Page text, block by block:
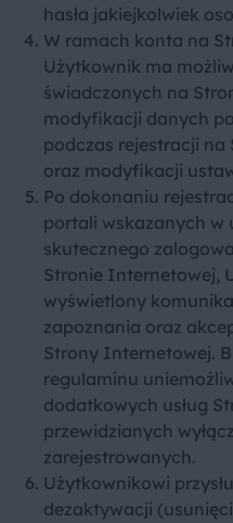
hasła jakiejkolwiek
W ramach konta na
Użytkownik ma
świadczonych na
modyfikacji danych
podczas rejestracji
oraz modyfikacji
Po dokonaniu
portali wskazanych w
skutecznego
Stronie Internetowej,
wyświetlony
zapoznania oraz
Strony Internetowej.
regulaminu
dodatkowych usług
przewidzianych
zarejestrowanych.
Użytkownikowi
dezaktywacji